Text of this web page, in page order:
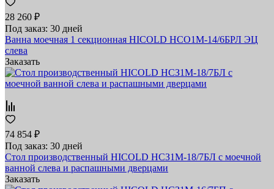
28 260 ₽
Под заказ: 30 дней
Ванна моечная 1 секционная HICOLD НСО1М-14/6БРЛ ЭЦ
слева
Заказать
74 854 ₽
Под заказ: 30 дней
Стол производственный HICOLD НСЗ1М-18/7БЛ с моечной
ванной слева и распашными дверцами
Заказать